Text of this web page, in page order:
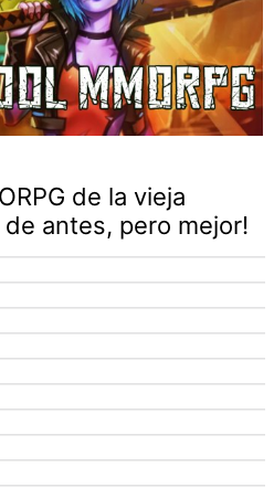
de la vieja
de antes, pero mejor!